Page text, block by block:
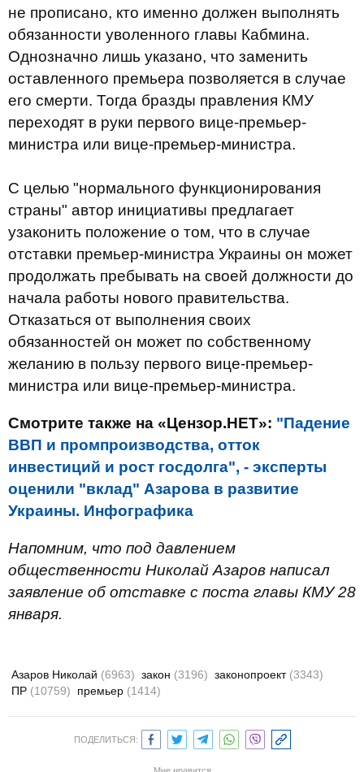
не прописано, кто именно должен выполнять
обязанности уволенного главы Кабмина.
Однозначно лишь указано, что заменить
оставленного премьера позволяется в случае
его смерти. Тогда бразды правления КМУ
переходят в руки первого вице-премьер-
министра или вице-премьер-министра.
С целью "нормального функционирования
страны" автор инициативы предлагает
узаконить положение о том, что в случае
отставки премьер-министра Украины он может
продолжать пребывать на своей должности до
начала работы нового правительства.
Отказаться от выполнения своих
обязанностей он может по собственному
желанию в пользу первого вице-премьер-
министра или вице-премьер-министра.
Смотрите также на «Цензор.НЕТ»: "Падение
ВВП и промпроизводства, отток
инвестиций и рост госдолга", - эксперты
оценили "вклад" Азарова в развитие
Украины. Инфографика
Напомним, что под давлением
общественности Николай Азаров написал
заявление об отставке с поста главы КМУ 28
января.
Азаров Николай (6963) закон (3196) законопроект (3343)
ПР (10759) премьер (1414)
ПОДЕЛИТЬСЯ: